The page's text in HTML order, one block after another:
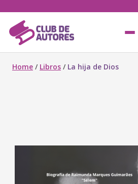
Home / Libros / La hija de Dios